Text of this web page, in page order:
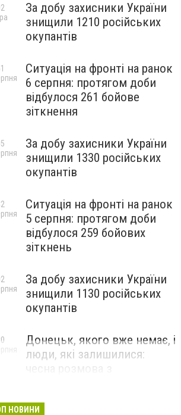
За добу захисники України
знищили 1210 російських
окупантів
Ситуація на фронті на ранок
6 серпня: протягом доби
відбулося 261 бойове
зіткнення
За добу захисники України
знищили 1330 російських
окупантів
Ситуація на фронті на ранок
5 серпня: протягом доби
відбулося 259 бойових
зіткнень
За добу захисники України
знищили 1130 російських
окупантів
Донецьк, якого вже немає, і
люди, які залишилися:
НОВИНИ